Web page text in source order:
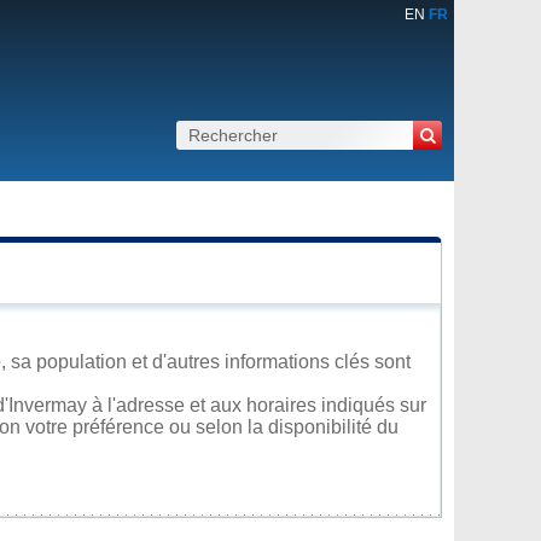
EN FR
population et d'autres informations clés sont
à l'adresse et aux horaires indiqués sur
votre préférence ou selon la disponibilité du